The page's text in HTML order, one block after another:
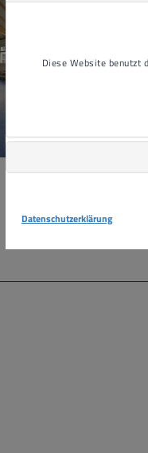
Diese Website benutzt
Datenschutzerklärung